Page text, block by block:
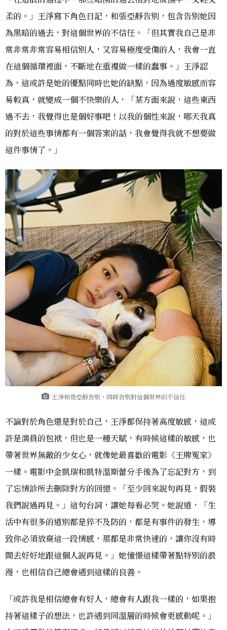
柔的。」王淨寫下角色日記，和張亞靜告別，包含告別她因
為黑暗的過去，對這個世界的不信任。「但其實我自己是非
常非常非常容易相信別人，又容易極度受傷的人，我會一直
在這個循環裡面，不斷地在重複做一樣的蠢事。」王淨認
為，這或許是她的優點同時也她的缺點，因為過度敏感而容
易較真，就變成一個不快樂的人，「某方面來說，這些東西
過不去，我覺得也是個好事吧！以我的個性來說，哪天我真
的對於這些事情都有一個答案的話，我會覺得我就不想要做
這件事情了。」
王淨和張亞靜告別，同時告別對這個世界的不信任
不論對於角色還是對於自己，王淨都保持著高度敏感，這或
許是演員的包袱，但也是一種天賦，有時候這樣的敏感，也
帶著世界無敵的少女心，就像她最喜歡的電影《王牌冤家》
一樣。電影中金凱瑞和凱特溫斯蕾分手後為了忘記對方，到
了忘情診所去刪除對方的回憶。「至少回來說句再見，假裝
我們說過再見。」這句台詞，讓她每看必哭。她說道，「生
活中有很多的道別都是猝不及防的，都是有事件的發生，導
致你必須放棄這一段情感，那都是非常快速的，讓你沒有時
間去好好地跟這個人說再見。」她憧憬這樣帶著點特別的浪
漫，也相信自己總會遇到這樣的良善。
「或許我是相信總會有好人，總會有人跟我一樣的，如果抱
持著這樣子的想法，也許遇到同溫層的時候會更感動呢。」